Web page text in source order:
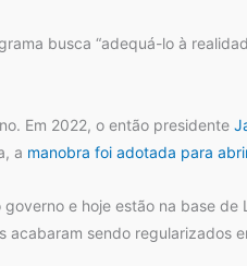
busca “adequá-lo à
Em 2022, o então presidente
a manobra foi adotada para
e hoje estão na base
acabaram sendo